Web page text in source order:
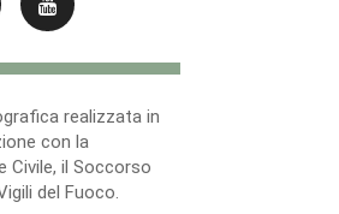
realizzata in
con la
Civile, il Soccorso
del Fuoco.